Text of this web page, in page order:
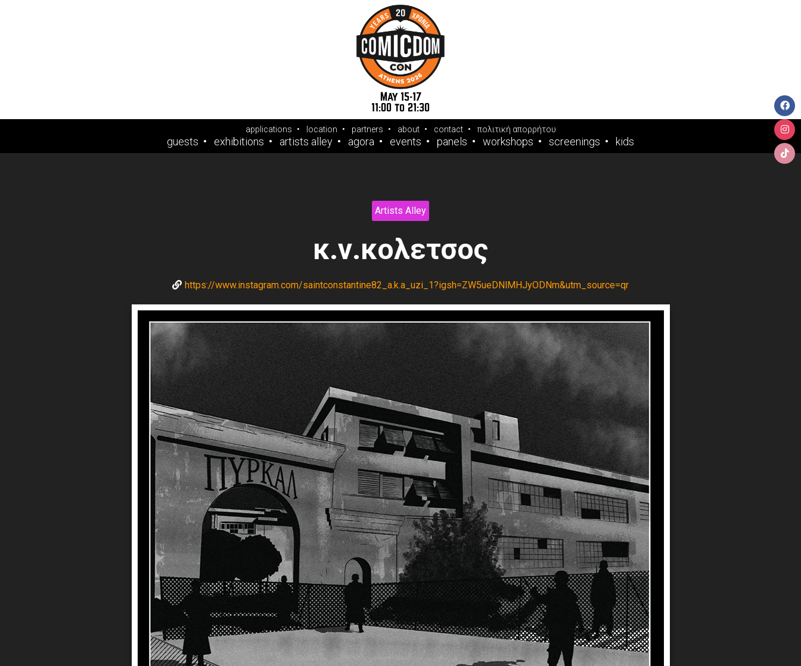
May 15-17
11:00 to 21:30
applications location partners about contact πολιτική απορρήτου
guests exhibitions artists alley agora events panels workshops screenings kids
Artists Alley
κ.ν.κολετσος
https://www.instagram.com/saintconstantine82_a.k.a_uzi_1?igsh=ZW5ueDNlMHJyODNm&utm_source=qr